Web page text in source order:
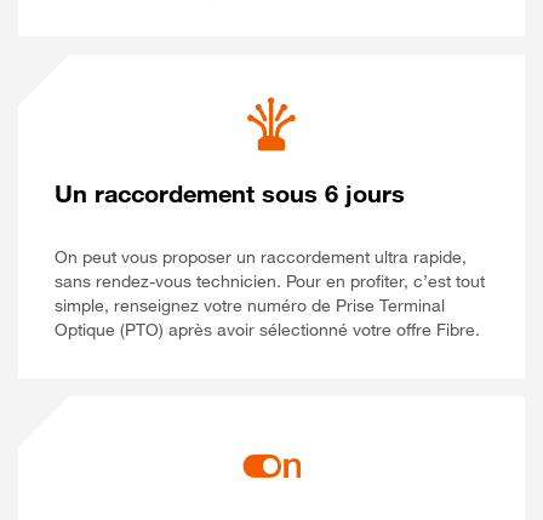
Un raccordement sous 6 jours
On peut vous proposer un raccordement ultra rapide,
sans rendez-vous technicien. Pour en profiter, c’est tout
simple, renseignez votre numéro de Prise Terminal
Optique (PTO) après avoir sélectionné votre offre Fibre.